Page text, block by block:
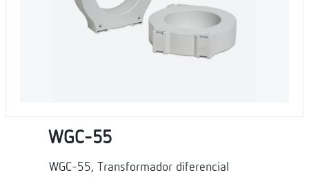
WGC-55
WGC-55, Transformador diferencial